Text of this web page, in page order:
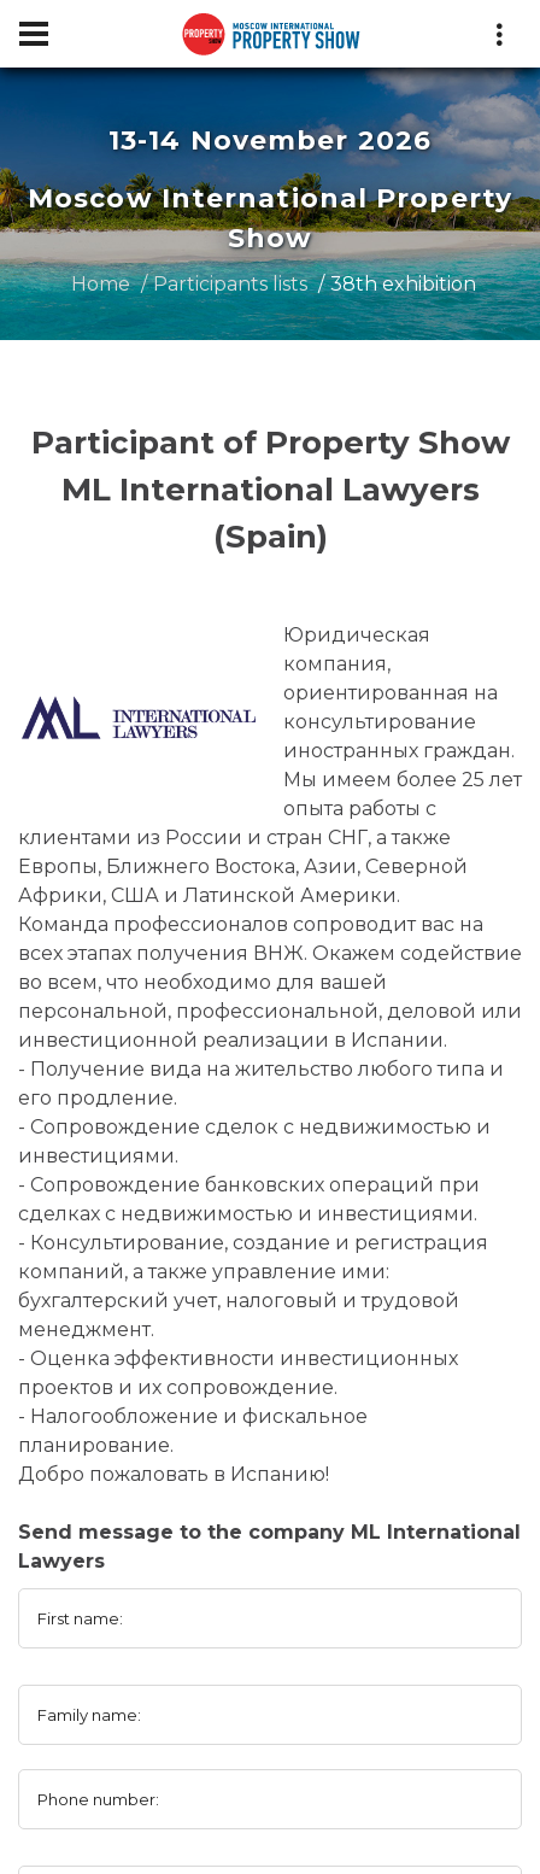
13-14 November 2026
Moscow International Property
Show
Home Participants lists 38th exhibition
Participant of Property Show
ML International Lawyers
(Spain)
Юридическая
компания,
ориентированная на
консультирование
иностранных граждан.
Мы имеем более 25 лет
опыта работы с
клиентами из России и стран СНГ, а также
Европы, Ближнего Востока, Азии, Северной
Африки, США и Латинской Америки.
Команда профессионалов сопроводит вас на
всех этапах получения ВНЖ. Окажем содействие
во всем, что необходимо для вашей
персональной, профессиональной, деловой или
инвестиционной реализации в Испании.
- Получение вида на жительство любого типа и
его продление.
- Сопровождение сделок с недвижимостью и
инвестициями.
- Сопровождение банковских операций при
сделках с недвижимостью и инвестициями.
- Консультирование, создание и регистрация
компаний, а также управление ими:
бухгалтерский учет, налоговый и трудовой
менеджмент.
- Оценка эффективности инвестиционных
проектов и их сопровождение.
- Налогообложение и фискальное
планирование.
Добро пожаловать в Испанию!
Send message to the company ML International
Lawyers
First name:
Family name:
Phone number: